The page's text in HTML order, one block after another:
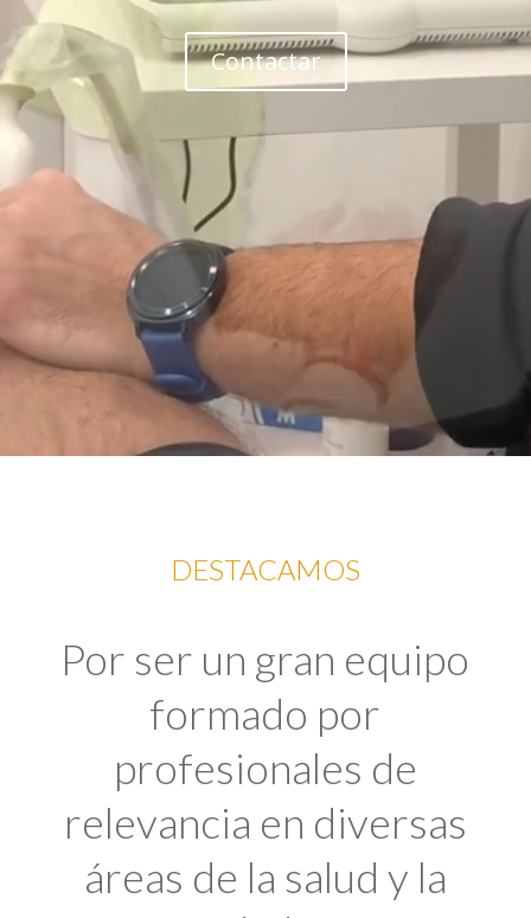
Contactar
DESTACAMOS
Por ser un gran equipo
formado por
profesionales de
relevancia en diversas
áreas de la salud y la